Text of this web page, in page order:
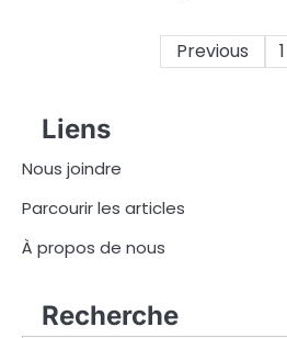
Previous 1
Liens
Nous joindre
Parcourir les articles
À propos de nous
Recherche